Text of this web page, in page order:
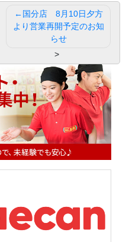
国分店 8月10日夕方
より営業再開予定のお知
らせ